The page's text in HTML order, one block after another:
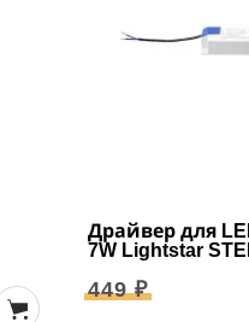
Драйвер для
7W Lightstar
449 ₽